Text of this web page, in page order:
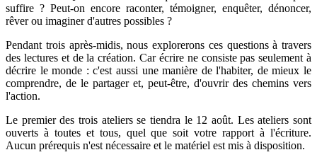
suffire ? Peut-on encore raconter, témoigner, enquêter, dénoncer,
rêver ou imaginer d'autres possibles ?
Pendant trois après-midis, nous explorerons ces questions à travers
des lectures et de la création. Car écrire ne consiste pas seulement à
décrire le monde : c'est aussi une manière de l'habiter, de mieux le
comprendre, de le partager et, peut-être, d'ouvrir des chemins vers
l'action.
Le premier des trois ateliers se tiendra le 12 août. Les ateliers sont
ouverts à toutes et tous, quel que soit votre rapport à l'écriture.
Aucun prérequis n'est nécessaire et le matériel est mis à disposition.